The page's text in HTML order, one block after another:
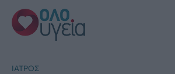
Μετάβαση
στο
περιεχόμενο
ΙΑΤΡΌΣ